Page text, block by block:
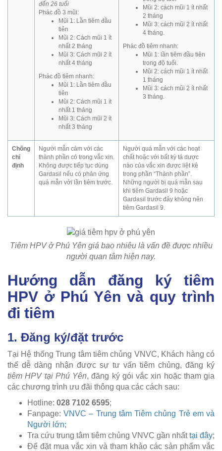
đến 26 tuổi
Phác đồ 3 mũi:
Mũi 1: Lần tiêm đầu
tiên
Mũi 2: Cách mũi 1 ít
nhất 2 tháng
Mũi 3: Cách mũi 2 ít
nhất 4 tháng
Phác đồ tiêm nhanh:
Mũi 1: Lần tiêm đầu
tiên
Mũi 2: Cách mũi 1 ít
nhất 1 tháng
Mũi 3: Cách mũi 2 ít
nhất 3 tháng
Mũi 2: cách mũi 1 ít nhất
2 tháng
Mũi 3: cách mũi 2 ít nhất
4 tháng.
Phác đồ tiêm nhanh:
Mũi 1: lần tiêm đầu tiên
trong độ tuổi.
Mũi 2: cách mũi 1 ít nhất
1 tháng
Mũi 3: cách mũi 2 ít nhất
3 tháng.
Chống
chỉ
định
Người mẫn cảm với các
thành phần có trong vắc xin.
Không được tiếp tục dùng
Gardasil nếu có phản ứng
quá mẫn với lần tiêm trước.
Người quá mẫn với các hoạt
chất hoặc với bất kỳ tá dược
nào của vắc xin được liệt kê
trong phần “Thành phần”.
Những người bị quá mẫn sau
khi tiêm Gardasil 9 hoặc
Gardasil trước đây không nên
tiêm Gardasil 9.
Tiêm HPV ở Phú Yên giá bao nhiêu là vấn đề được nhiều
người quan tâm hiện nay.
Hướng dẫn đăng ký tiêm
HPV ở Phú Yên và quy trình
đi tiêm
1. Đăng ký/đặt trước
Tại Hệ thống Trung tâm tiêm chủng VNVC, Khách hàng có
thể dễ dàng nhận được sự tư vấn tiêm chủng, đăng ký
tiêm HPV tại Phú Yên, đăng ký gói vắc xin hoặc tham gia
các chương trình ưu đãi thông qua các cách sau:
Hotline: 028 7102 6595;
Fanpage:VNVC – Trung tâm Tiêm chủng Trẻ em và
Người lớn;
Tra cứu trung tâm tiêm chủng VNVC gần nhấttại đây;
Để đặt mua vắc xin và tham khảo các sản phẩm vắc